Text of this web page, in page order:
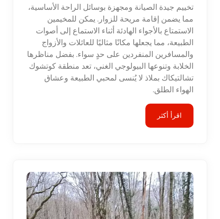
تخييم جيدة الصيانة ومجهزة بوسائل الراحة الأساسية،
مما يضمن إقامة مريحة للزوار. يمكن للمخيمين
الاستمتاع بالأجواء الهادئة أثناء الاستماع إلى أصوات
الطبيعة، مما يجعلها مكانًا مثاليًا للعائلات والأزواج
والمسافرين المنفردين على حدٍ سواء. بفضل مناظرها
الخلابة وتنوعها البيولوجي الغني، تعد منطقة كوتشوك
تشالتيكاك بملاذ لا يُنسى لمحبي الطبيعة وعشاق
الهواء الطلق.
اقرأ أكثر